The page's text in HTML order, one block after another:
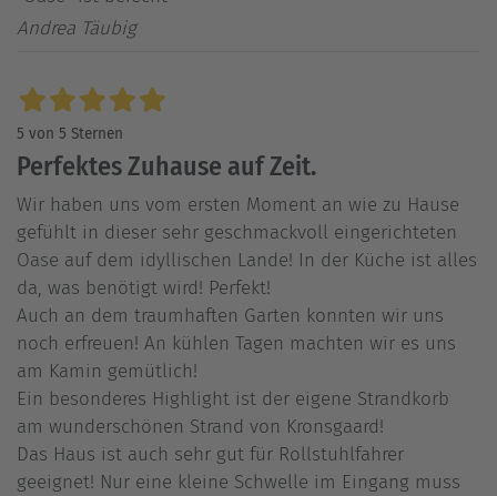
Andrea Täubig
5 von 5 Sternen
Perfektes Zuhause auf Zeit.
Wir haben uns vom ersten Moment an wie zu Hause
gefühlt in dieser sehr geschmackvoll eingerichteten
Oase auf dem idyllischen Lande! In der Küche ist alles
da, was benötigt wird! Perfekt!
Auch an dem traumhaften Garten konnten wir uns
noch erfreuen! An kühlen Tagen machten wir es uns
am Kamin gemütlich!
Ein besonderes Highlight ist der eigene Strandkorb
am wunderschönen Strand von Kronsgaard!
Das Haus ist auch sehr gut für Rollstuhlfahrer
geeignet! Nur eine kleine Schwelle im Eingang muss